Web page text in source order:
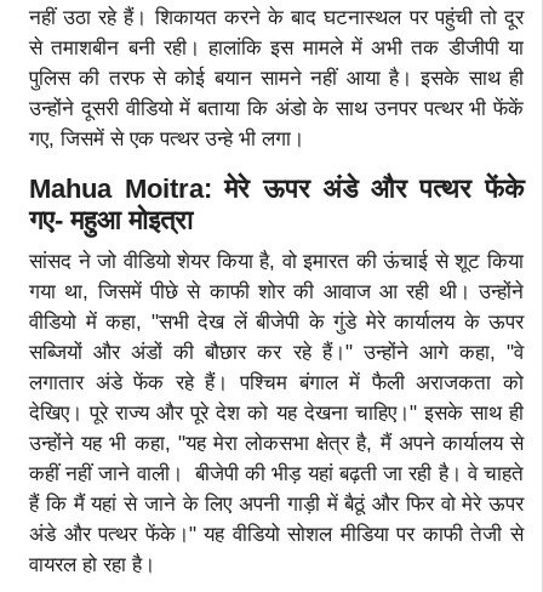
नहीं उठा रहे हैं। शिकायत करने के बाद घटनास्थल पर पहुंची तो दूर
से तमाशबीन बनी रही। हालांकि इस मामले में अभी तक डीजीपी या
पुलिस की तरफ से कोई बयान सामने नहीं आया है। इसके साथ ही
उन्होंने दूसरी वीडियो में बताया कि अंडो के साथ उनपर पत्थर भी फेंकें
गए, जिसमें से एक पत्थर उन्हे भी लगा।
Mahua Moitra: मेरे ऊपर अंडे और पत्थर फेंके
गए- महुआ मोइत्रा
सांसद ने जो वीडियो शेयर किया है, वो इमारत की ऊंचाई से शूट किया
गया था, जिसमें पीछे से काफी शोर की आवाज आ रही थी। उन्होंने
वीडियो में कहा, "सभी देख लें बीजेपी के गुंडे मेरे कार्यालय के ऊपर
सब्जियों और अंडों की बौछार कर रहे हैं।" उन्होंने आगे कहा, "वे
लगातार अंडे फेंक रहे हैं। पश्चिम बंगाल में फैली अराजकता को
देखिए। पूरे राज्य और पूरे देश को यह देखना चाहिए।" इसके साथ ही
उन्होंने यह भी कहा, "यह मेरा लोकसभा क्षेत्र है, मैं अपने कार्यालय से
कहीं नहीं जाने वाली। बीजेपी की भीड़ यहां बढ़ती जा रही है। वे चाहते
हैं कि मैं यहां से जाने के लिए अपनी गाड़ी में बैठूं और फिर वो मेरे ऊपर
अंडे और पत्थर फेंके।" यह वीडियो सोशल मीडिया पर काफी तेजी से
वायरल हो रहा है।